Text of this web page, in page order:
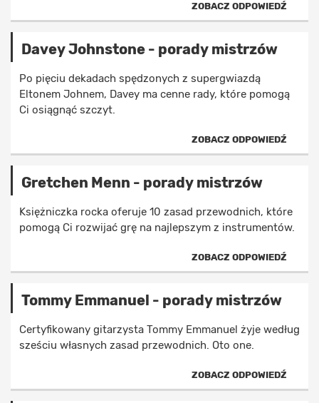
ZOBACZ ODPOWIEDŹ
Davey Johnstone - porady mistrzów
Po pięciu dekadach spędzonych z supergwiazdą
Eltonem Johnem, Davey ma cenne rady, które pomogą
Ci osiągnąć szczyt.
ZOBACZ ODPOWIEDŹ
Gretchen Menn - porady mistrzów
Księżniczka rocka oferuje 10 zasad przewodnich, które
pomogą Ci rozwijać grę na najlepszym z instrumentów.
ZOBACZ ODPOWIEDŹ
Tommy Emmanuel - porady mistrzów
Certyfikowany gitarzysta Tommy Emmanuel żyje według
sześciu własnych zasad przewodnich. Oto one.
ZOBACZ ODPOWIEDŹ